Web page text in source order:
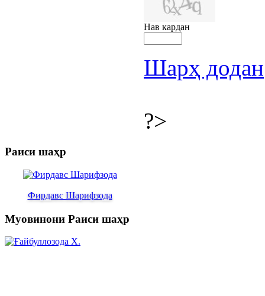
Нав кардан
Шарҳ додан
?>
Раиси шаҳр
Фирдавс Шарифзода
Муовинони Раиси шаҳр